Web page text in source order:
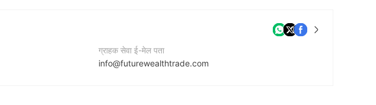
ग्राहक सेवा ई-मेल पता
info@futurewealthtrade.com